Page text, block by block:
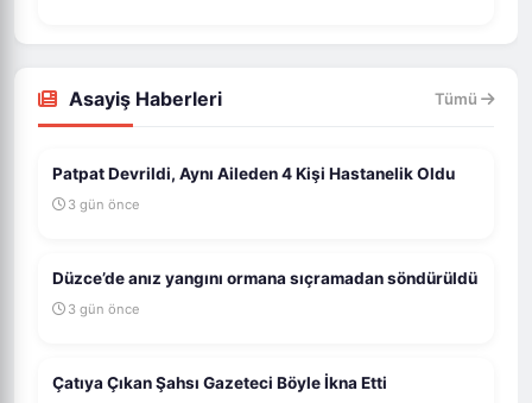
Asayiş Haberleri Tümü
Patpat Devrildi, Aynı Aileden 4 Kişi Hastanelik Oldu
3 gün önce
Düzce’de anız yangını ormana sıçramadan söndürüldü
3 gün önce
Çatıya Çıkan Şahsı Gazeteci Böyle İkna Etti